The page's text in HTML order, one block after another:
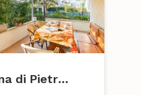
Marina di Pietrasanta